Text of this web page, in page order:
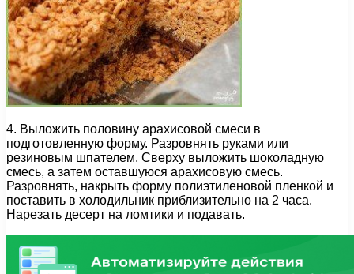
4. Выложить половину арахисовой смеси в
подготовленную форму. Разровнять руками или
резиновым шпателем. Сверху выложить шоколадную
смесь, а затем оставшуюся арахисовую смесь.
Разровнять, накрыть форму полиэтиленовой пленкой и
поставить в холодильник приблизительно на 2 часа.
Нарезать десерт на ломтики и подавать.